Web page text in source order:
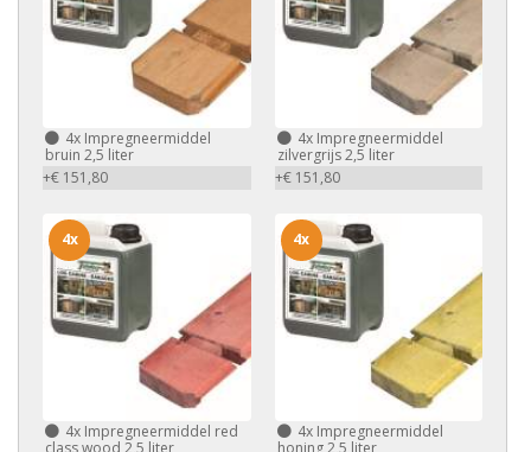
4x Impregneermiddel
bruin 2,5 liter
+€ 151,80
4xImpregneermiddel
zilvergrijs 2,5 liter
+€ 151,80
4x Impregneermiddel red
class wood 2,5 liter
4x
4xImpregneermiddel
honing 2,5 liter
4x